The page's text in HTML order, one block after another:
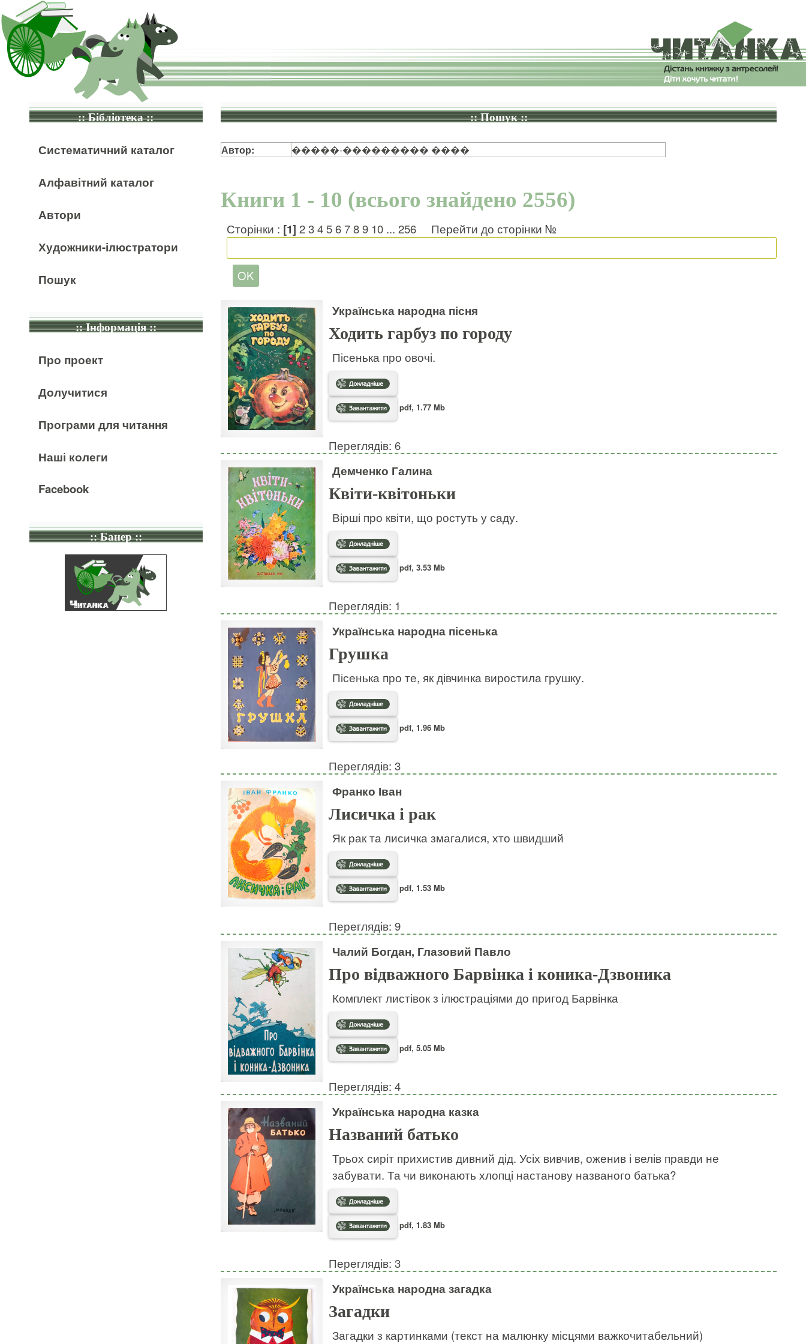
:: Бібліотека ::
Систематичний каталог
Алфавітний каталог
Автори
Художники-ілюстратори
Пошук
:: Інформація ::
Про проект
Долучитися
Програми для читання
Наші колеги
Facebook
:: Банер ::
:: Пошук ::
Автор: �����-��������� ����
Книги 1 - 10 (всього знайдено 2556)
Сторінки : [1] 2 3 4 5 6 7 8 9 10... 256 Перейти до сторінки №
Українська народна пісня
Ходить гарбуз по городу
Пісенька про овочі.
pdf, 1.77 Mb
Переглядів: 6
Демченко Галина
Квіти-квітоньки
Вірші про квіти, що ростуть у саду.
pdf, 3.53 Mb
Переглядів: 1
Українська народна пісенька
Грушка
Пісенька про те, як дівчинка виростила грушку.
pdf, 1.96 Mb
Переглядів: 3
Франко Іван
Лисичка і рак
Як рак та лисичка змагалися, хто швидший
pdf, 1.53 Mb
Переглядів: 9
Чалий Богдан, Глазовий Павло
Про відважного Барвінка і коника-Дзвоника
Комплект листівок з ілюстраціями до пригод Барвінка
pdf, 5.05 Mb
Переглядів: 4
Українська народна казка
Названий батько
Трьох сиріт прихистив дивний дід. Усіх вивчив, оженив і велів правди не
забувати. Та чи виконають хлопці настанову названого батька?
pdf, 1.83 Mb
Переглядів: 3
Українська народна загадка
Загадки
Загадки з картинками (текст на малюнку місцями важкочитабельний)